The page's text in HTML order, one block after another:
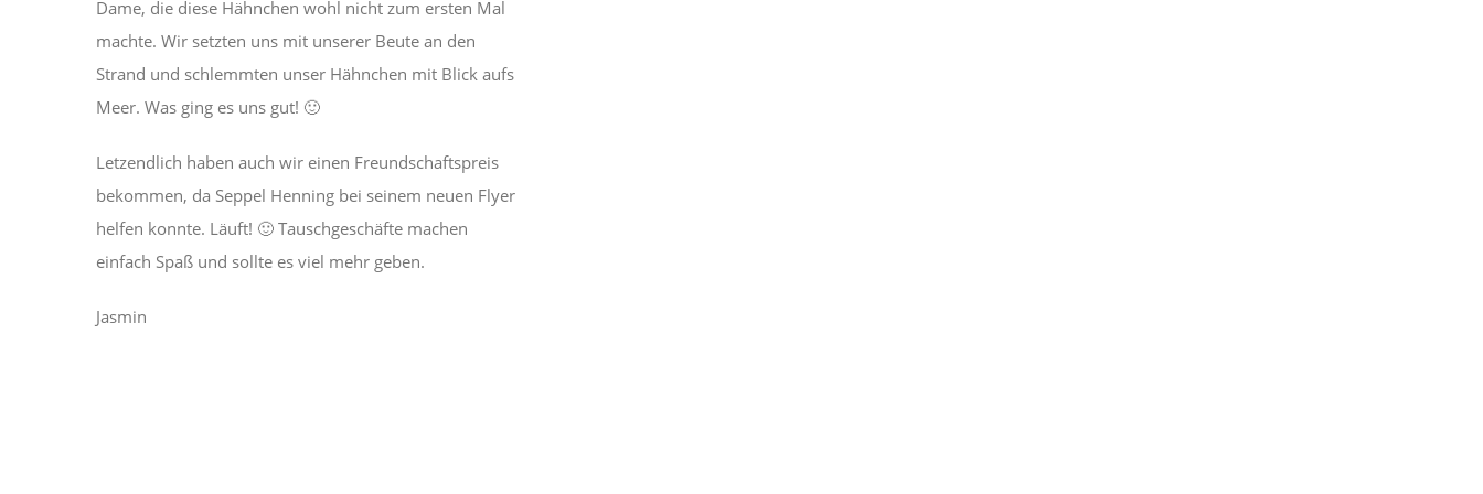
Dame, die diese Hähnchen wohl nicht zum ersten Mal
machte. Wir setzten uns mit unserer Beute an den
Strand und schlemmten unser Hähnchen mit Blick aufs
Meer. Was ging es uns gut! 🙂
Letzendlich haben auch wir einen Freundschaftspreis
bekommen, da Seppel Henning bei seinem neuen Flyer
helfen konnte. Läuft! 🙂 Tauschgeschäfte machen
einfach Spaß und sollte es viel mehr geben.
Jasmin